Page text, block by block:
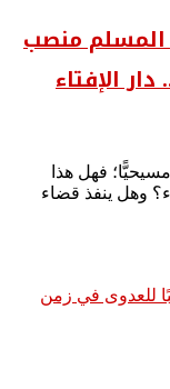
المسلم منصب
الإفتاء
فهل هذا
وهل ينفذ قضاء